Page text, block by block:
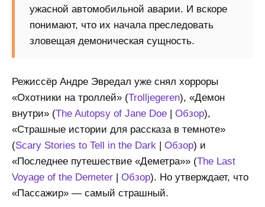
ужасной автомобильной аварии. И вскоре
понимают, что их начала преследовать
зловещая демоническая сущность.
Режиссёр Андре Эвредал уже снял хорроры
«Охотники на троллей» (Trolljegeren), «Демон
внутри» (The Autopsy of Jane Doe Обзор),
«Страшные истории для рассказа в темноте»
(Scary Stories to Tell in the Dark Обзор) и
«Последнее путешествие «Деметра»» (The Last
Voyage of the Demeter
Обзор). Но утверждает, что
«Пассажир» — самый страшный.